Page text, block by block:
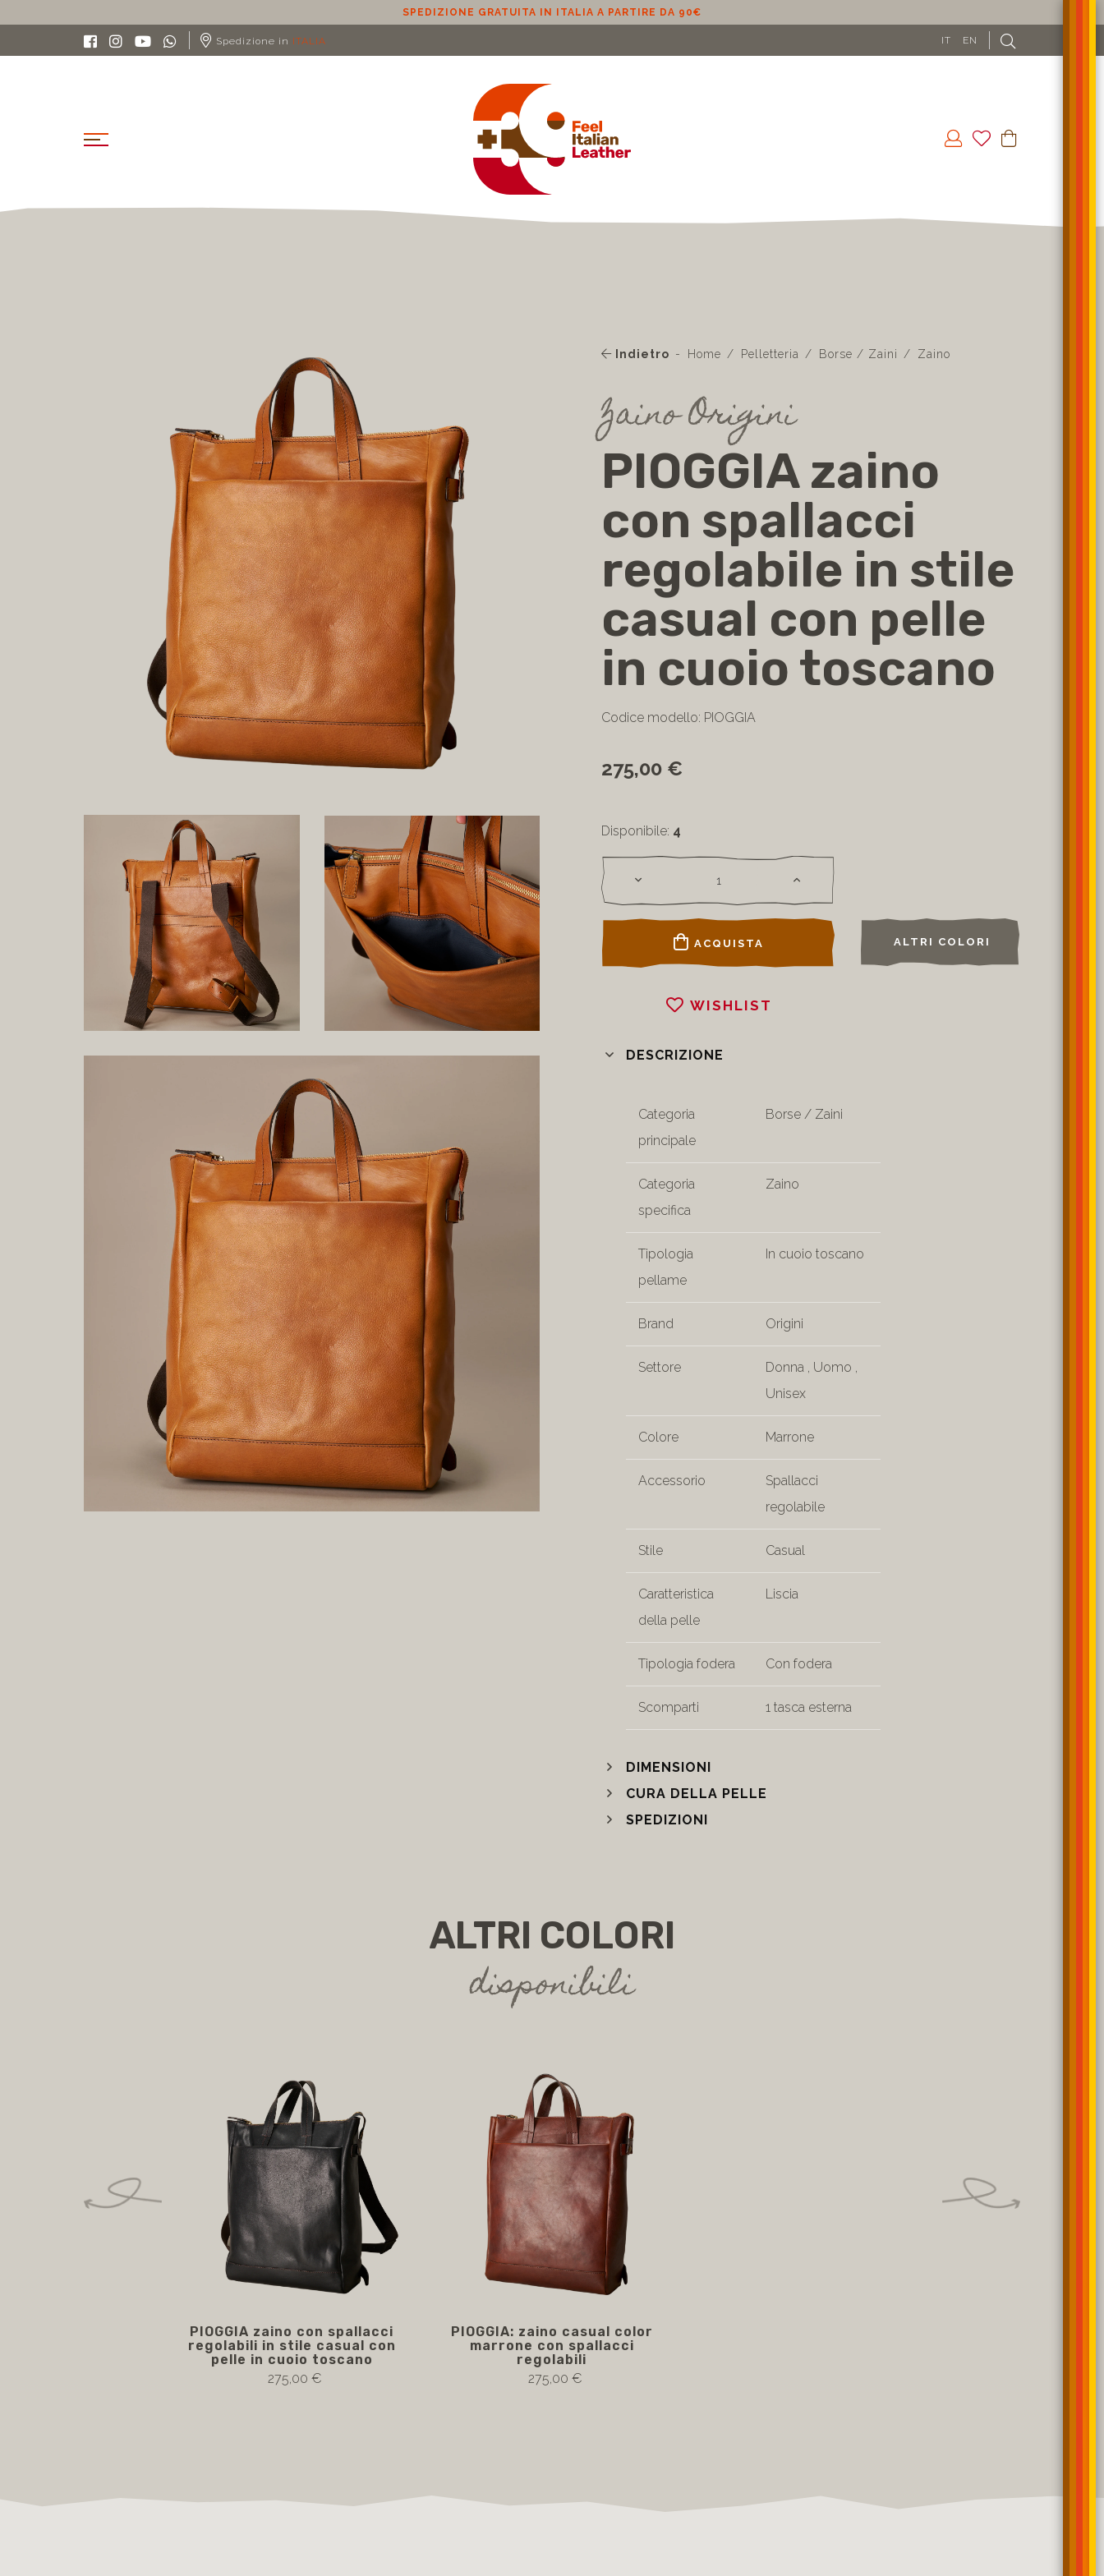
SPEDIZIONE GRATUITA IN ITALIA A PARTIRE DA 90€
Spedizione in ITALIA IT EN
Indietro Home Pelletteria Borse / Zaini Zaino
Zaino Origini
PIOGGIA zaino
con spallacci
regolabile in stile
casual con pelle
in cuoio toscano
Codice modello: PIOGGIA
275,00 €
Disponibile: 4
ACQUISTA
WISHLIST
ALTRI COLORI
DESCRIZIONE
Categoria
principale
Borse / Zaini
Categoria
specifica
Zaino
Tipologia
pellame
In cuoio toscano
Brand Origini
Settore Donna , Uomo ,
Unisex
Colore Marrone
Accessorio
Spallacci
regolabile
Stile Casual
Caratteristica
della pelle
Liscia
Tipologia fodera Con fodera
Scomparti 1 tasca esterna
DIMENSIONI
CURA DELLA PELLE
SPEDIZIONI
ALTRI COLORI
disponibili
PIOGGIA zaino con spallacci
regolabili in stile casual con
pelle in cuoio toscano
275,00 €
PIOGGIA: zaino casual color
marrone con spallacci
regolabili
275,00 €